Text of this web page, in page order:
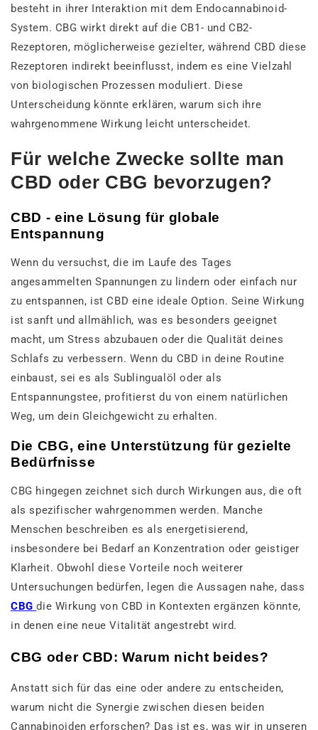
besteht in ihrer Interaktion mit dem Endocannabinoid-
System. CBG wirkt direkt auf die CB1- und CB2-
Rezeptoren, möglicherweise gezielter, während CBD diese
Rezeptoren indirekt beeinflusst, indem es eine Vielzahl
von biologischen Prozessen moduliert. Diese
Unterscheidung könnte erklären, warum sich ihre
wahrgenommene Wirkung leicht unterscheidet.
Für welche Zwecke sollte man
CBD oder CBG bevorzugen?
CBD - eine Lösung für globale
Entspannung
Wenn du versuchst, die im Laufe des Tages
angesammelten Spannungen zu lindern oder einfach nur
zu entspannen, ist CBD eine ideale Option. Seine Wirkung
ist sanft und allmählich, was es besonders geeignet
macht, um Stress abzubauen oder die Qualität deines
Schlafs zu verbessern. Wenn du CBD in deine Routine
einbaust, sei es als Sublingualöl oder als
Entspannungstee, profitierst du von einem natürlichen
Weg, um dein Gleichgewicht zu erhalten.
Die CBG, eine Unterstützung für gezielte
Bedürfnisse
CBG hingegen zeichnet sich durch Wirkungen aus, die oft
als spezifischer wahrgenommen werden. Manche
Menschen beschreiben es als energetisierend,
insbesondere bei Bedarf an Konzentration oder geistiger
Klarheit. Obwohl diese Vorteile noch weiterer
Untersuchungen bedürfen, legen die Aussagen nahe, dass
CBGdie Wirkung von CBD in Kontexten ergänzen könnte,
in denen eine neue Vitalität angestrebt wird.
CBG oder CBD: Warum nicht beides?
Anstatt sich für das eine oder andere zu entscheiden,
warum nicht die Synergie zwischen diesen beiden
Cannabinoiden erforschen? Das ist es, was wir in unseren